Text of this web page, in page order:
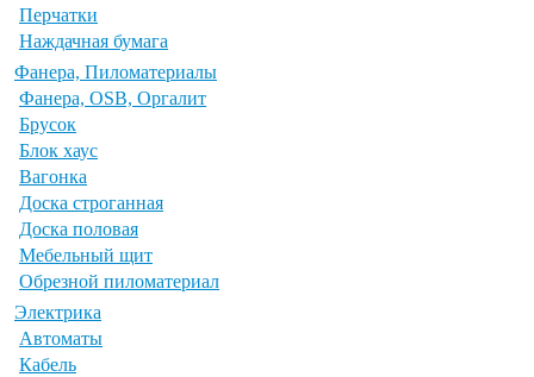
Перчатки
Наждачная бумага
Фанера, Пиломатериалы
Фанера, OSB, Оргалит
Брусок
Блок хаус
Вагонка
Доска строганная
Доска половая
Мебельный щит
Обрезной пиломатериал
Электрика
Автоматы
Кабель